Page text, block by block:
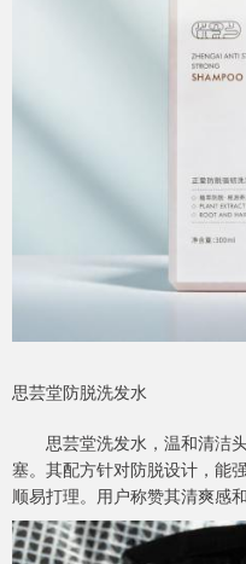
思芸堂防脱洗发水
思芸堂洗发水，温和清洁头
塞。其配方针对防脱设计，能
顺易打理。用户称赞其清爽感